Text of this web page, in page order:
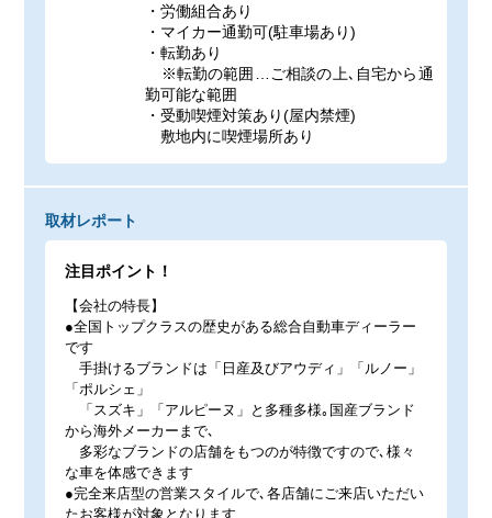
・労働組合あり
・マイカー通勤可(駐車場あり)
・転勤あり
※転勤の範囲…ご相談の上､自宅から通
勤可能な範囲
・受動喫煙対策あり(屋内禁煙)
敷地内に喫煙場所あり
取材レポート
注目ポイント！
【会社の特長】
●全国トップクラスの歴史がある総合自動車ディーラー
です
手掛けるブランドは「日産及びアウディ」「ルノー」
「ポルシェ」
「スズキ」「アルピーヌ」と多種多様｡国産ブランド
から海外メーカーまで､
多彩なブランドの店舗をもつのが特徴ですので､様々
な車を体感できます
●完全来店型の営業スタイルで､各店舗にご来店いただい
たお客様が対象となります